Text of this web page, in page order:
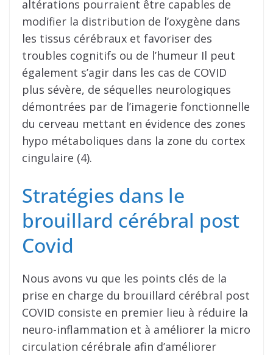
altérations pourraient être capables de
modifier la distribution de l’oxygène dans
les tissus cérébraux et favoriser des
troubles cognitifs ou de l’humeur Il peut
également s’agir dans les cas de COVID
plus sévère, de séquelles neurologiques
démontrées par de l’imagerie fonctionnelle
du cerveau mettant en évidence des zones
hypo métaboliques dans la zone du cortex
cingulaire (4).
Stratégies dans le
brouillard cérébral post
Covid
Nous avons vu que les points clés de la
prise en charge du brouillard cérébral post
COVID consiste en premier lieu à réduire la
neuro-inflammation et à améliorer la micro
circulation cérébrale afin d’améliorer